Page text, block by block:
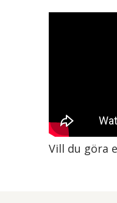
Vill du göra